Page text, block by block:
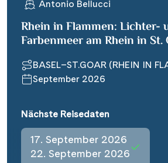
Kontakt
Reisekalender
Reisegutscheine
Reisekataloge
Kundenlogin
Antonio Bellucci
Rhein in Flammen: Lichter-
Farbenmeer am Rhein in St.
BASEL–ST.GOAR (RHEIN IN
September 2026
Nächste Reisedaten
17. September 2026
22. September 2026